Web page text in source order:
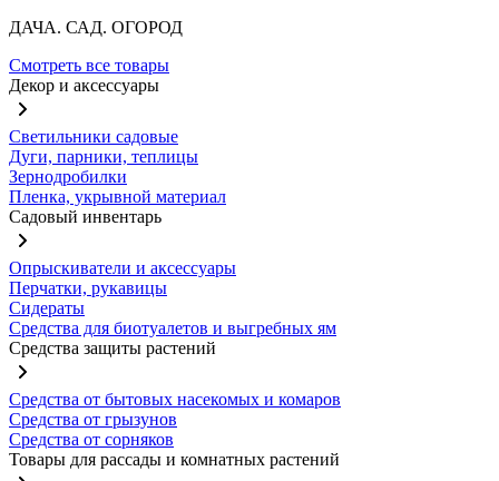
ДАЧА. САД. ОГОРОД
Смотреть все товары
Декор и аксессуары
Светильники садовые
Дуги, парники, теплицы
Зернодробилки
Пленка, укрывной материал
Садовый инвентарь
Опрыскиватели и аксессуары
Перчатки, рукавицы
Сидераты
Средства для биотуалетов и выгребных ям
Средства защиты растений
Средства от бытовых насекомых и комаров
Средства от грызунов
Средства от сорняков
Товары для рассады и комнатных растений